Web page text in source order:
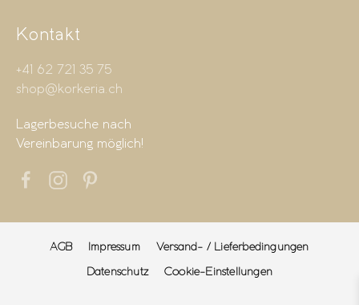
Kontakt
+41 62 721 35 75
shop@korkeria.ch
Lagerbesuche nach
Vereinbarung möglich!
AGB Impressum
Versand- / Lieferbedingungen
Datenschutz
Cookie-Einstellungen